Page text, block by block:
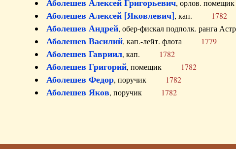
, орлов.
Аболешев Алексей [Яковлевич], кап. 1782
Аболешев Андрей, обер-фискал подполк. ранга
Аболешев Василий, кап.-лейт. флота 1779
Аболешев Гавриил, кап. 1782
Аболешев Григорий, помещик 1782
Аболешев Федор, поручик 1782
Аболешев Яков, поручик 1782